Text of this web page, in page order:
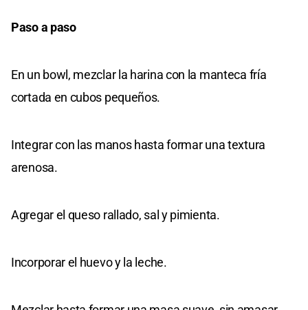
Paso a paso
En un bowl, mezclar la harina con la manteca fría
cortada en cubos pequeños.
Integrar con las manos hasta formar una textura
arenosa.
Agregar el queso rallado, sal y pimienta.
Incorporar el huevo y la leche.